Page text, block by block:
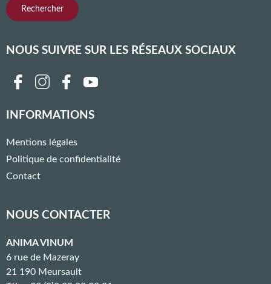
NOUS SUIVRE SUR LES RÉSEAUX SOCIAUX
Follow us on facebook
Follow us on instagram
Follow us on twitter
Follow us on youtube
INFORMATIONS
Mentions légales
Politique de confidentialité
Contact
NOUS CONTACTER
ANIMA VINUM
6 rue de Mazeray
21 190 Meursault